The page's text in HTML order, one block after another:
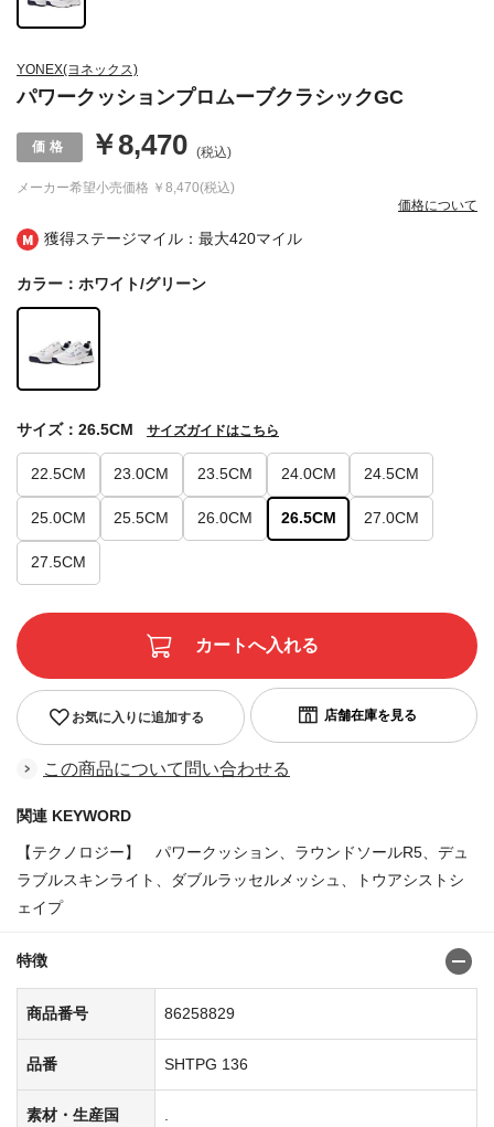
獲得ステージマイル：最大420マイル
YONEX(ヨネックス)
パワークッションプロムーブクラシックGC
メーカー希望小売価格 ￥8,470(税込)
￥8,470 (税込)
価格について
カラー：ホワイト/グリーン
22.5CM 23.0CM 23.5CM 24.0CM 24.5CM
25.0CM 25.5CM 26.0CM 26.5CM 27.0CM
27.5CM
サイズ：26.5CM サイズガイドはこちら
お気に入りに追加する
この商品について問い合わせる
関連 KEYWORD
【テクノロジー】 パワークッション、ラウンドソールR5、デュ
ラブルスキンライト、ダブルラッセルメッシュ、トウアシストシ
ェイプ
特徴
商品番号 86258829
品番 SHTPG 136
素材・生産国